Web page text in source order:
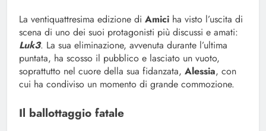
La ventiquattresima edizione di Amici ha visto l’uscita di
scena di uno dei suoi protagonisti più discussi e amati:
Luk3. La sua eliminazione, avvenuta durante l’ultima
puntata, ha scosso il pubblico e lasciato un vuoto,
soprattutto nel cuore della sua fidanzata, Alessia, con
cui ha condiviso un momento di grande commozione.
Il ballottaggio fatale